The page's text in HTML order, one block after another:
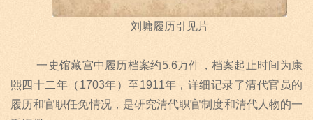
刘墉履历引见片
一史馆藏宫中履历档案约5.6万件，档案起止时间为康
熙四十二年（ 1703年）至1911年，详细记录了清代官员的
履历和官职任免情况，是研究清代职官制度和清代人物的一